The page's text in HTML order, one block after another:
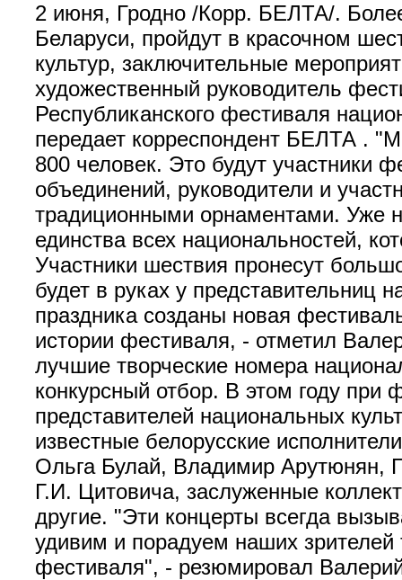
2 июня, Гродно /Корр. БЕЛТА/.
Беларуси, пройдут в красочном
культур, заключительные
художественный руководитель
Республиканского фестиваля
передает корреспондент БЕЛТА .
800 человек. Это будут участники
объединений, руководители и
традиционными орнаментами. Уже
единства всех национальностей,
Участники шествия пронесут
будет в руках у представительниц
праздника созданы новая
истории фестиваля, - отметил
лучшие творческие номера
конкурсный отбор. В этом году
представителей национальных
известные белорусские
Ольга Булай, Владимир Арутюнян,
Г.И. Цитовича, заслуженные
другие. "Эти концерты всегда
удивим и порадуем наших зрителей
фестиваля", - резюмировал